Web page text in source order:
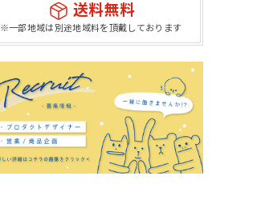
送料無料
※一部地域は別途地域料を頂戴しております